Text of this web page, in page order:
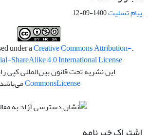
پیام تسلیت1400-09-12
.This work is licensed under a
Creative Commons Attribution-
ShareAlike 4.0 International License
این نشریه تحت قانون بین‌المللی کپی
CommonsLicense